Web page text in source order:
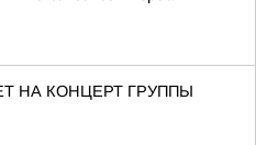
НА КОНЦЕРТ ГРУППЫ